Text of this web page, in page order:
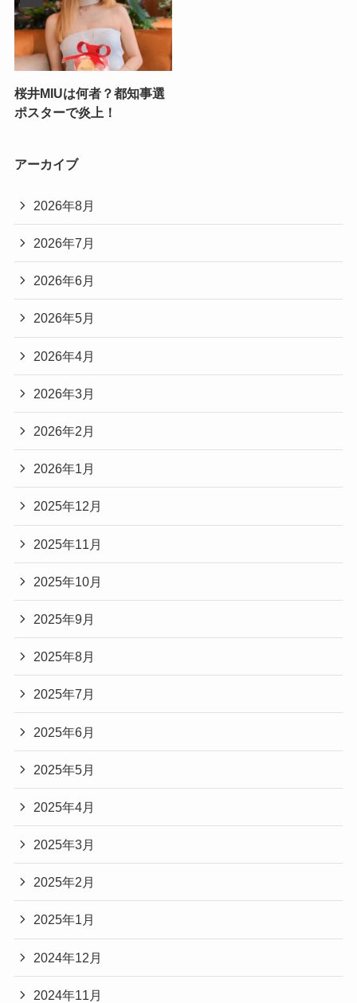
桜井MIUは何者？都知事選
ポスターで炎上！
アーカイブ
2026年8月
2026年7月
2026年6月
2026年5月
2026年4月
2026年3月
2026年2月
2026年1月
2025年12月
2025年11月
2025年10月
2025年9月
2025年8月
2025年7月
2025年6月
2025年5月
2025年4月
2025年3月
2025年2月
2025年1月
2024年12月
2024年11月